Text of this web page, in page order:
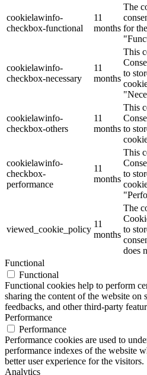
cookielawinfo-
checkbox-functional
11
months
The
for
cookielawinfo-
checkbox-necessary
11
months
This
to
cookielawinfo-
checkbox-others
11
months
This
to
cookielawinfo-
checkbox-
performance
11
months
This
to
viewed_cookie_policy
11
months
The
to
does
Functional
Functional
Functional cookies help to perform
sharing the content of the website on
feedbacks, and other third-party
Performance
Performance
Performance cookies are used to
performance indexes of the website
better user experience for the visitors.
Analytics